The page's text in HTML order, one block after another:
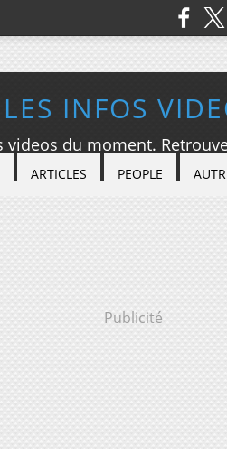
LES INFOS
du moment.
ARTICLES PEOPLE
Publicité